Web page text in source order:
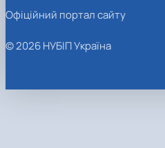
Офіційний портал сайту
© 2026 НУБІП Україна